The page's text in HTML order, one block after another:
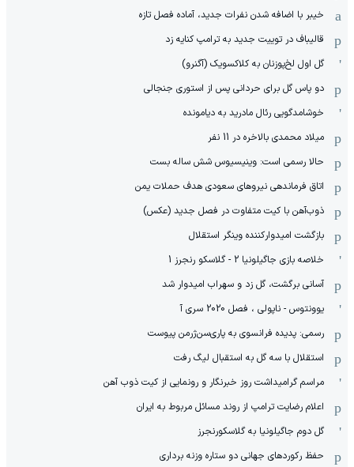
خیبر با اضافه شدن نفرات جدید، آماده فصل تازه
قالیباف در توییت جدید به ترامپ کنایه زد
گل اول لخ‌پوزنان به کلاکسویک (آگنرو)
دو پاس گل برای حردانی پس از استوری جنجالی
خوشامدگویی رئال مادرید به دیامونده
میلاد محمدی بالاخره در 11 نفر
حالا رسمی است: وینیسیوس شش ساله بست
اتاق فرماندهی نیروهای سعودی هدف حملات یمن
ذوب‌آهن با کیت متفاوت در فصل جدید (عکس)
بازگشت امیدوارکننده وینگر استقلال
خلاصه بازی جاگیلونیا 2 - گلاسکو رنجرز 1
آسانی برگشت، گل زد و سهراب امیدوار شد
یوونتوس - ناپولی ، فصل 2020 سری آ
رسمی: پدیده فرانسوی به پاری‌سن‌ژرمن پیوست
استقلال با سه گل به استقبال لیگ رفت
مراسم گرامیداشت روز خبرنگار و رونمایی از کیت ذوب آهن
اعلام رضایت ترامپ از روند مسائل مربوط به ایران
گل دوم جاگیلونیا به گلاسکورنجرز
حفظ رکوردهای جهانی دو ستاره وزنه برداری